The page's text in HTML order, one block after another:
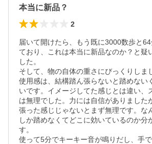
本当に新品？
2
届いて開けたら、もう既に3000数歩と
ており、これは本当に新品なのか？と疑
した。
そして、物の自体の重さにびっくりしま
使用感は、結構踏ん張らないと踏めない
いです。イメージしてた感じとは違い、
は無理でした。力には自信がありました
張った感じじゃないとまず無理です。な
しか踏めなくてどこに効いているのか分
す。
使って5分でキーキー音が鳴りだし、手